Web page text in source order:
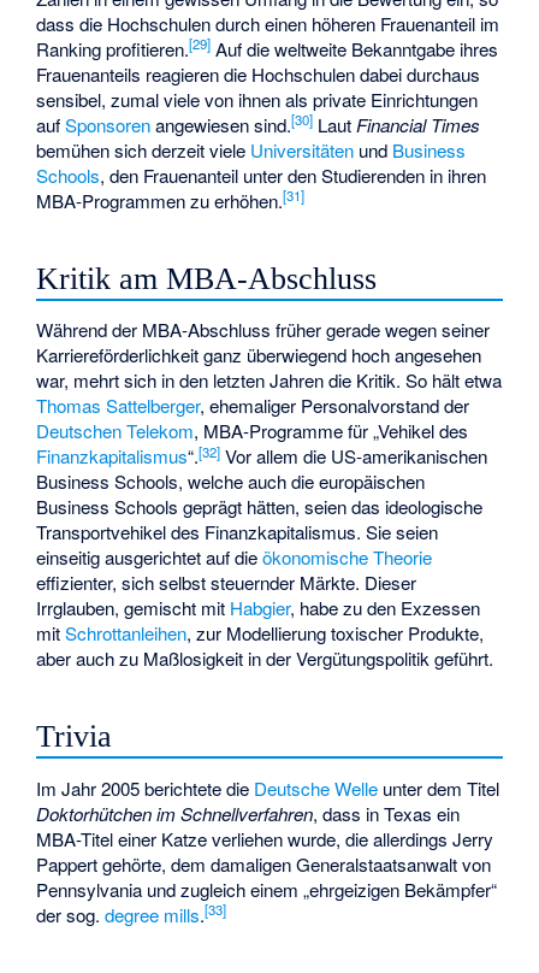
dass die Hochschulen durch einen höheren Frauenanteil im
Ranking profitieren.[29] Auf die weltweite Bekanntgabe ihres
Frauenanteils reagieren die Hochschulen dabei durchaus
sensibel, zumal viele von ihnen als private Einrichtungen
aufSponsorenangewiesen sind.[30] Laut Financial Times
bemühen sich derzeit viele Universitäten und Business
Schools, den Frauenanteil unter den Studierenden in ihren
MBA-Programmen zu erhöhen.[31]
Kritik am MBA-Abschluss
Während der MBA-Abschluss früher gerade wegen seiner
Karriereförderlichkeit ganz überwiegend hoch angesehen
war, mehrt sich in den letzten Jahren die Kritik. So hält etwa
Thomas Sattelberger, ehemaliger Personalvorstand der
Deutschen Telekom, MBA-Programme für „Vehikel des
Finanzkapitalismus“.[32] Vor allem die US-amerikanischen
Business Schools, welche auch die europäischen
Business Schools geprägt hätten, seien das ideologische
Transportvehikel des Finanzkapitalismus. Sie seien
einseitig ausgerichtet auf dieökonomische Theorie
effizienter, sich selbst steuernder Märkte. Dieser
Irrglauben, gemischt mit Habgier, habe zu den Exzessen
mitSchrottanleihen, zur Modellierung toxischer Produkte,
aber auch zu Maßlosigkeit in der Vergütungspolitik geführt.
Trivia
Im Jahr 2005 berichtete die Deutsche Welle unter dem Titel
Doktorhütchen im Schnellverfahren, dass in Texas ein
MBA-Titel einer Katze verliehen wurde, die allerdings Jerry
Pappert gehörte, dem damaligen Generalstaatsanwalt von
Pennsylvania und zugleich einem „ehrgeizigen Bekämpfer“
der sog.degree mills.[33]